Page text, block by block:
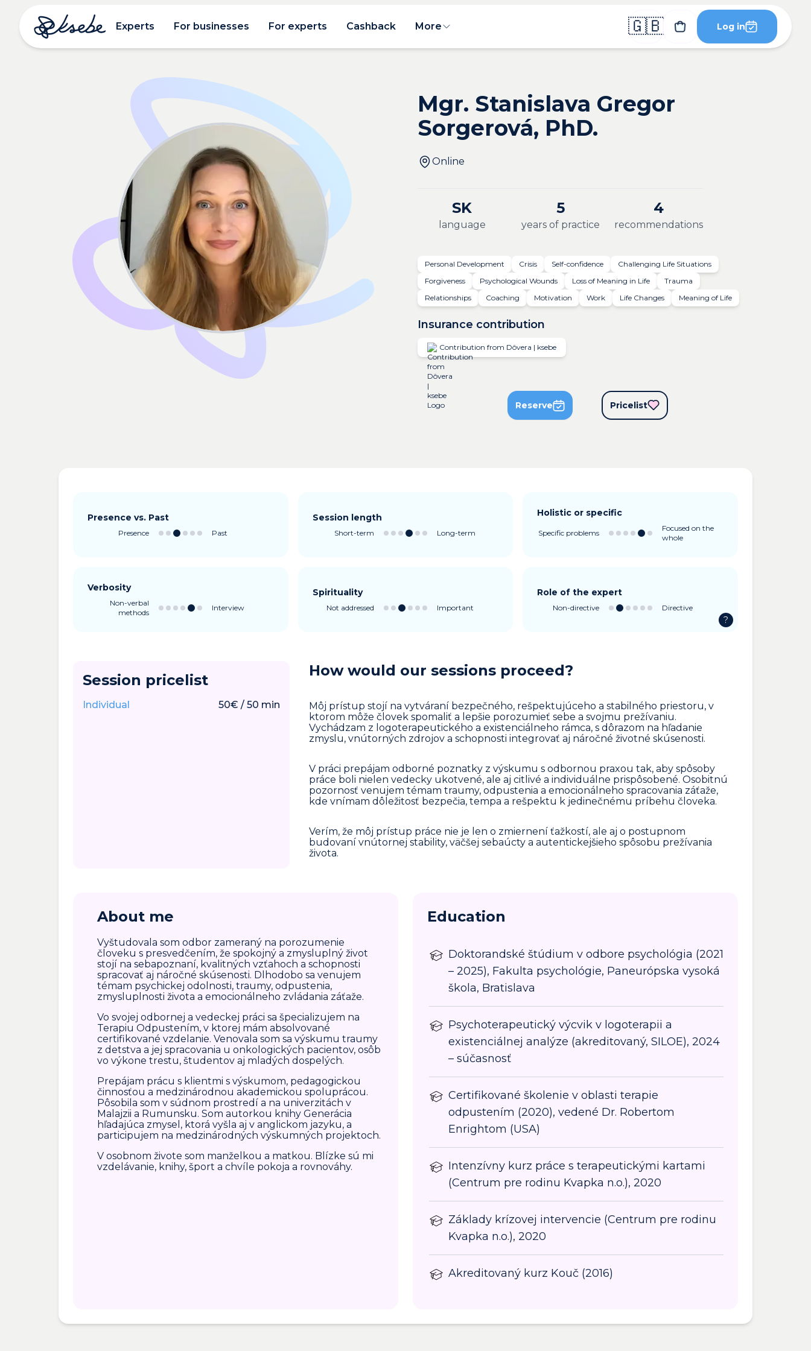
Experts For businesses For experts Cashback More 🇬🇧 Log in
Mgr. Stanislava Gregor
Sorgerová, PhD.
Online
SK
language
5
years of practice
4
recommendations
Personal Development Crisis Self-confidence
Challenging Life Situations
Forgiveness
Psychological Wounds Loss of Meaning in Life
Trauma
Relationships
Coaching Motivation Work Life Changes Meaning of Life
Insurance contribution
Contribution from Dôvera | ksebe
Reserve Pricelist
Presence vs. Past
Presence Past
Session length
Short-term Long-term
Holistic or specific
Specific problems
Focused on the
whole
Verbosity
Non-verbal
methods
Interview
Spirituality
Not addressed Important
Role of the expert
Non-directive Directive
?
Session pricelist
Individual 50€ /50 min
How would our sessions proceed?
Môj prístup stojí na vytváraní bezpečného, rešpektujúceho a stabilného priestoru, v
ktorom môže človek spomaliť a lepšie porozumieť sebe a svojmu prežívaniu.
Vychádzam z logoterapeutického a existenciálneho rámca, s dôrazom na hľadanie
zmyslu, vnútorných zdrojov a schopnosti integrovať aj náročné životné skúsenosti.
V práci prepájam odborné poznatky z výskumu s odbornou praxou tak, aby spôsoby
práce boli nielen vedecky ukotvené, ale aj citlivé a individuálne prispôsobené. Osobitnú
pozornosť venujem témam traumy, odpustenia a emocionálneho spracovania záťaže,
kde vnímam dôležitosť bezpečia, tempa a rešpektu k jedinečnému príbehu človeka.
Verím, že môj prístup práce nie je len o zmiernení ťažkostí, ale aj o postupnom
budovaní vnútornej stability, väčšej sebaúcty a autentickejšieho spôsobu prežívania
života.
About me
Vyštudovala som odbor zameraný na porozumenie
človeku s presvedčením, že spokojný a zmysluplný život
stojí na sebapoznaní, kvalitných vzťahoch a schopnosti
spracovať aj náročné skúsenosti. Dlhodobo sa venujem
témam psychickej odolnosti, traumy, odpustenia,
zmysluplnosti života a emocionálneho zvládania záťaže.
Vo svojej odbornej a vedeckej práci sa špecializujem na
Terapiu Odpustením, v ktorej mám absolvované
certifikované vzdelanie. Venovala som sa výskumu traumy
z detstva a jej spracovania u onkologických pacientov, osôb
vo výkone trestu, študentov aj mladých dospelých.
Prepájam prácu s klientmi s výskumom, pedagogickou
činnosťou a medzinárodnou akademickou spoluprácou.
Pôsobila som v súdnom prostredí a na univerzitách v
Malajzii a Rumunsku. Som autorkou knihy Generácia
hľadajúca zmysel, ktorá vyšla aj v anglickom jazyku, a
participujem na medzinárodných výskumných projektoch.
V osobnom živote som manželkou a matkou. Blízke sú mi
vzdelávanie, knihy, šport a chvíle pokoja a rovnováhy.
Education
Doktorandské štúdium v odbore psychológia (2021
– 2025), Fakulta psychológie, Paneurópska vysoká
škola, Bratislava
Psychoterapeutický výcvik v logoterapii a
existenciálnej analýze (akreditovaný, SILOE), 2024
– súčasnosť
Certifikované školenie v oblasti terapie
odpustením (2020), vedené Dr. Robertom
Enrightom (USA)
Intenzívny kurz práce s terapeutickými kartami
(Centrum pre rodinu Kvapka n.o.), 2020
Základy krízovej intervencie (Centrum pre rodinu
Kvapka n.o.), 2020
Akreditovaný kurz Kouč (2016)